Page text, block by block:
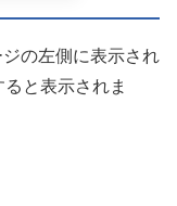
の左側に表示され
と表示されま